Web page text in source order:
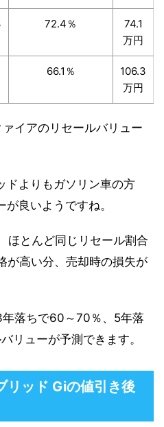
72.4％
74.1
万円
66.1％
106.3
万円
イアのリセールバリュー
ドよりもガソリン車の方
良いようですね。
ほとんど同じリセール割合
が高い分、売却時の損失が
落ちで60～70％、5年落
リューが予測できます。
リッド Giの値引き後